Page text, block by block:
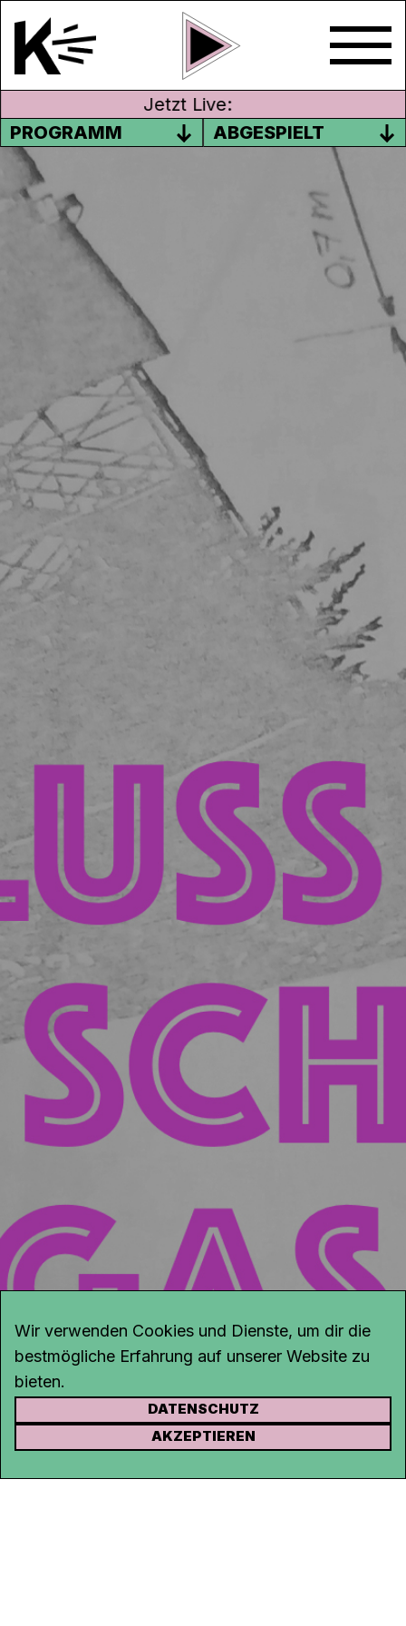
Jetzt Live:
PROGRAMM
ABGESPIELT
#05 SCHLUSS MIT DEM
SCHNORRGASMUS
In der fünften Episode erzählen Margrit
Schaller und Susann Büsser vom intensiven
Radiowochenende zu «Frau und Politik» im
1988. Da wurde die Männersprache lustvoll
aufs Korn genommen und mit Gedichten
der feministischen Autorin Luise Pusch über
Adamsabfall, Brechreizwäsche oder
Mannzüglichkeiten philosophiert.
Mit Archivmaterial von Radio ALORA aus
dem Bestand des Sendearchives von Kanal
K
TeilnehmerInnen: Margrit Schaller und
Susann Büsser, Zeitzeuginnen
PODCAST ABONNIEREN
Details zum Podcast Zurückgespult
KONTAKT
Rohrerstrasse 20
Wir verwenden Cookies und Dienste, um dir die
bestmögliche Erfahrung auf unserer Website zu
bieten.
DATENSCHUTZ
AKZEPTIEREN